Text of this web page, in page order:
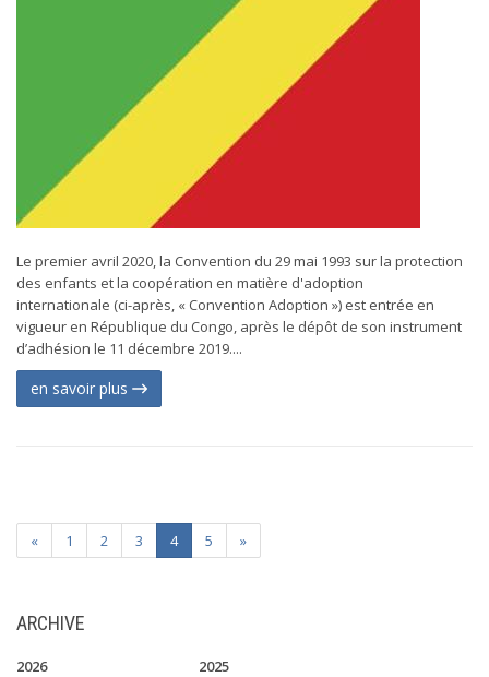
Le premier avril 2020, la Convention du 29 mai 1993 sur la protection
des enfants et la coopération en matière d'adoption
internationale (ci-après, « Convention Adoption ») est entrée en
vigueur en République du Congo, après le dépôt de son instrument
d’adhésion le 11 décembre 2019....
en savoir plus
« 1 2 3 4 5 »
ARCHIVE
2026 2025